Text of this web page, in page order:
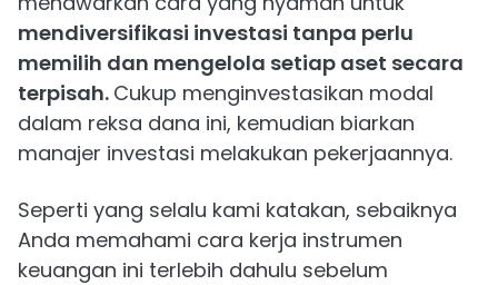
mendiversifikasi investasi tanpa perlu
memilih dan mengelola setiap aset secara
terpisah. Cukup menginvestasikan modal
dalam reksa dana ini, kemudian biarkan
manajer investasi melakukan pekerjaannya.
Seperti yang selalu kami katakan, sebaiknya
Anda memahami cara kerja instrumen
keuangan ini terlebih dahulu sebelum